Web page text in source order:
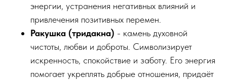
энергии, устранения негативных влияний и
привлечения позитивных перемен.
Ракушка (тридакна) - камень духовной
чистоты, любви и доброты. Символизирует
искренность, спокойствие и заботу. Его энергия
помогает укреплять добрые отношения, придаёт